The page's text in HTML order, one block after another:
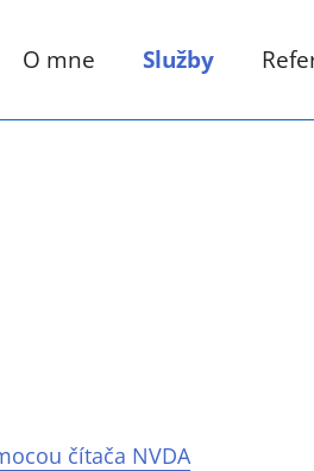
O mne Služby
čítača NVDA